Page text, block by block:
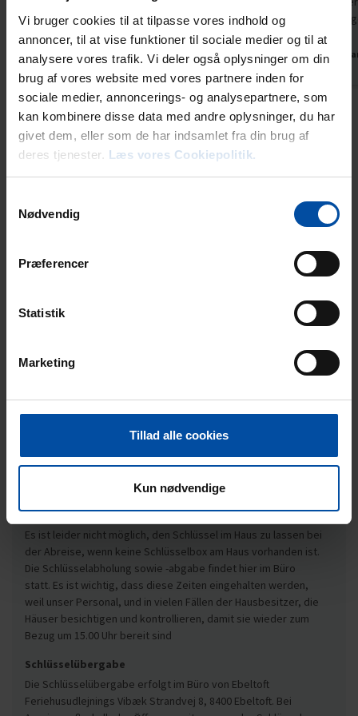
Vi bruger cookies til at tilpasse vores indhold og
annoncer, til at vise funktioner til sociale medier og til at
analysere vores trafik. Vi deler også oplysninger om din
brug af vores website med vores partnere inden for
sociale medier, annoncerings- og analysepartnere, som
kan kombinere disse data med andre oplysninger, du har
givet dem, eller som de har indsamlet fra din brug af
deres tjenester. Læs vores Cookiepolitik.
Nødvendig
Præferencer
Statistik
Marketing
Tillad alle cookies
Kun nødvendige
Dänemark
Übersetzt durch KI -
Originalkommentar anzeigen
Mietinformationen
Agentur
Ankunft
(im Juni, Juli und August doch ab 16 Uhr) abgeholt werden.
Kommen Sie außerhalb unserer Öffnungszeiten, erhalten Sie
Zugangscode finden Sie auf der Buchungsbestätigung. Eine
persönliche Bedienung am 24.12., 25.12., 31.12. und 1.1. ist
Fjellerup und Bønnerup haben eine Schlüsselbox direkt am
Haus. Genaue Informationen dazu finden Sie auf ihrer
Buchungsbestätigung oder können bei uns erfragt werden.
Abreise
Wenn Endreinigung bestellt ist, muss das Haus spätestens um
Es ist leider nicht möglich, den Schlüssel im Haus zu lassen bei
der Abreise, wenn keine Schlüsselbox am Haus vorhanden ist.
Die Schlüsselabholung sowie -abgabe findet hier im Büro
statt. Es ist wichtig, dass diese Zeiten eingehalten werden,
weil unser Personal, und in vielen Fällen der Hausbesitzer, die
Häuser besichtigen und kontrollieren, damit sie wieder zum
Bezug um 15.00 Uhr bereit sind
Schlüsselübergabe
Die Schlüsselübergabe erfolgt im Büro von Ebeltoft
Feriehusudlejnings Vibæk Strandvej 8, 8400 Ebeltoft. Bei